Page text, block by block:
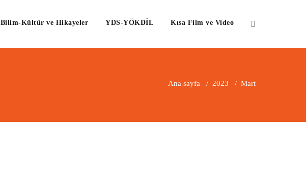
Bilim-Kültür ve Hikayeler YDS-YÖKDİL Kısa Film ve Video
Ana sayfa / 2023 / Mart